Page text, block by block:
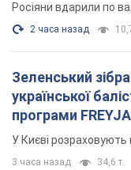
Росіяни вдарили по
2 часа назад
Зеленський
української балістики та
програми
У Києві
3 часа назад 34,6 т.